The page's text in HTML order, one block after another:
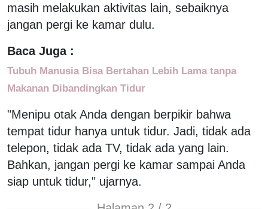
masih melakukan aktivitas lain, sebaiknya
jangan pergi ke kamar dulu.
Baca Juga :
Tubuh Manusia Bisa Bertahan Lebih Lama tanpa
Makanan Dibandingkan Tidur
"Menipu otak Anda dengan berpikir bahwa
tempat tidur hanya untuk tidur. Jadi, tidak ada
telepon, tidak ada TV, tidak ada yang lain.
Bahkan, jangan pergi ke kamar sampai Anda
siap untuk tidur," ujarnya.